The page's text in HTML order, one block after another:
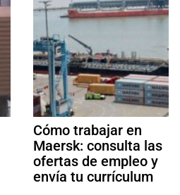
Cómo trabajar en
Maersk: consulta las
ofertas de empleo y
envía tu currículum